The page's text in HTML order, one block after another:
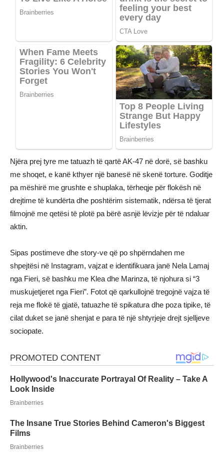
Njëra prej tyre me tatuazh të qartë AK-47 në dorë, së bashku
me shoqet, e kanë kthyer një banesë në skenë torture. Goditje
pa mëshirë me grushte e shuplaka, tërheqje për flokësh në
drejtime të kundërta dhe poshtërim sistematik, ndërsa të tjerat
filmojnë me qetësi të plotë pa bërë asnjë lëvizje për të ndaluar
aktin.
Sipas postimeve dhe story-ve që po shpërndahen me
shpejtësi në Instagram, vajzat e identifikuara janë Nela Lamaj
nga Fieri, së bashku me Klea dhe Marinza, të njohura si “3
muskujetjeret nga Fieri”. Fotot që qarkullojnë tregojnë vajza të
reja me flokë të gjatë, tatuazhe të spikatura dhe poza tipike, të
cilat duket se janë shenjat e para të një shtyrjeje drejt sjelljeve
sociopate.